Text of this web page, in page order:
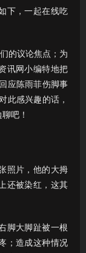
下，一起在线吃
的议论焦点；为
讯网小编特地把
应陈雨菲伤脚事
此感兴趣的话，
吧！
照片，他的大拇
还被染红，这其
脚大脚趾被一根
；造成这种情况